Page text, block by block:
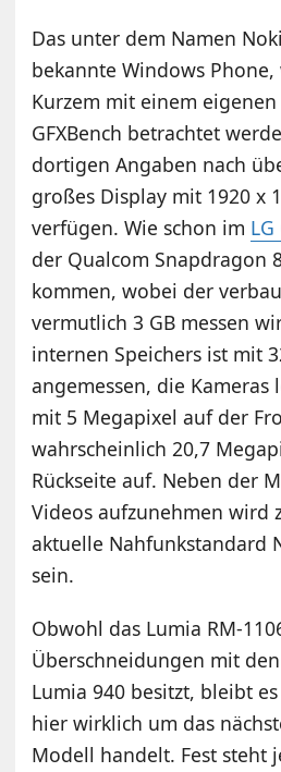
Das unter dem Namen
bekannte Windows Phone,
Kurzem mit einem
GFXBench betrachtet
dortigen Angaben nach
großes Display mit 1920 x
verfügen. Wie schon im LG
der Qualcom Snapdragon
kommen, wobei der
vermutlich 3 GB messen
internen Speichers ist mit
angemessen, die Kameras
mit 5 Megapixel auf der
wahrscheinlich 20,7
Rückseite auf. Neben der
Videos aufzunehmen wird
aktuelle Nahfunkstandard
sein.
Obwohl das Lumia RM-
Überschneidungen mit
Lumia 940 besitzt, bleibt
hier wirklich um das
Modell handelt. Fest steht